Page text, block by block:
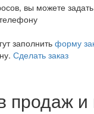
вы можете
заполнить форму
Сделать заказ
и